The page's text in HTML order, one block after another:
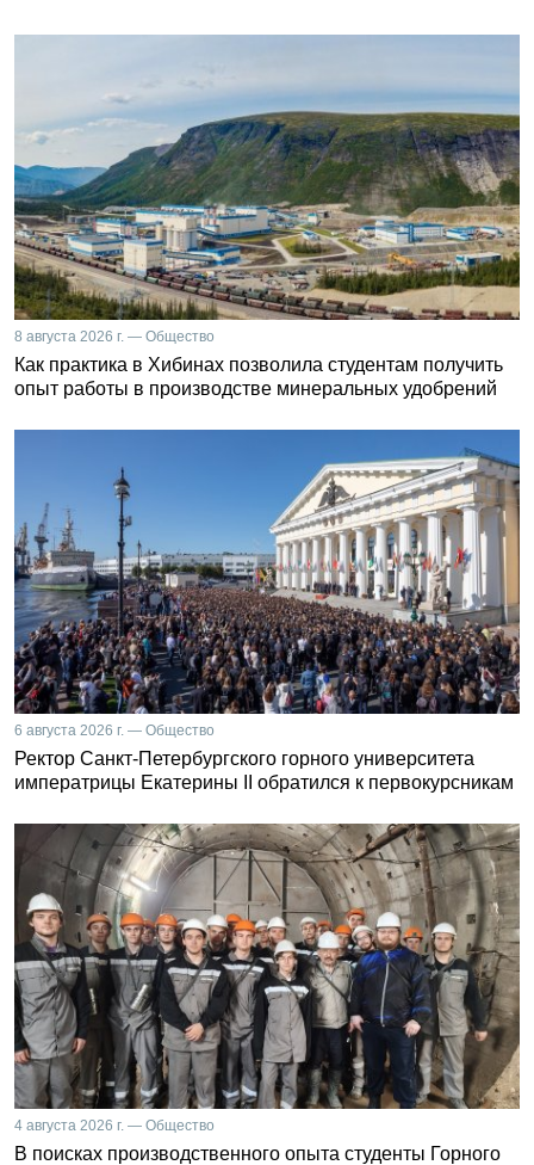
8 августа 2026 г. — Общество
Как практика в Хибинах позволила студентам получить
опыт работы в производстве минеральных удобрений
6 августа 2026 г. — Общество
Ректор Санкт-Петербургского горного университета
императрицы Екатерины II обратился к первокурсникам
4 августа 2026 г. — Общество
В поисках производственного опыта студенты Горного